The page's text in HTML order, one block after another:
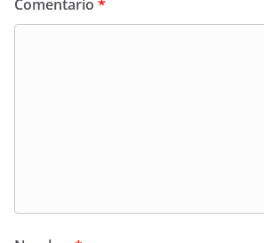
Comentario *